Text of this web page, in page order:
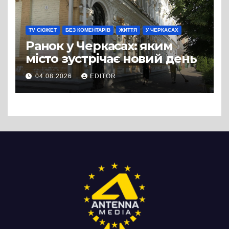
TV СЮЖЕТ БЕЗ КОМЕНТАРІВ ЖИТТЯ У ЧЕРКАСАХ
Ранок у Черкасах: яким
місто зустрічає новий день
04.08.2026 EDITOR